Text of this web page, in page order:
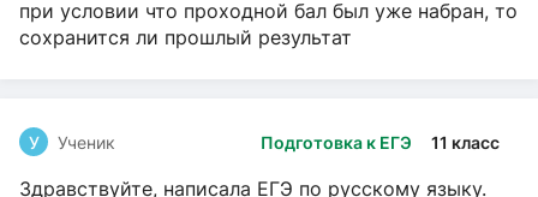
при условии что проходной бал был уже набран, то
сохранится ли прошлый результат
Подготовка к ЕГЭ 11 класс
У Ученик
Здравствуйте, написала ЕГЭ по русскому языку.